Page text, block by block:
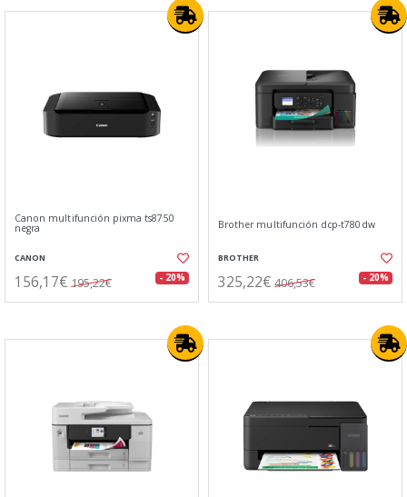
Canon multifunción pixma ts8750
negra
CANON
156,17€ 195,22€ - 20%
Brother multifunción dcp-t780dw
BROTHER
325,22€ 406,53€ - 20%